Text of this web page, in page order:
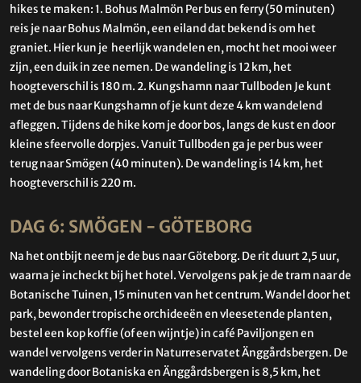
hikes te maken: 1. Bohus Malmön Per bus en ferry (50 minuten)
reis je naar Bohus Malmön, een eiland dat bekend is om het
graniet. Hier kun je heerlijk wandelen en, mocht het mooi weer
zijn, een duik in zee nemen. De wandeling is 12 km, het
hoogteverschil is 180 m. 2. Kungshamn naar Tullboden Je kunt
met de bus naar Kungshamn of je kunt deze 4 km wandelend
afleggen. Tijdens de hike kom je door bos, langs de kust en door
kleine sfeervolle dorpjes. Vanuit Tullboden ga je per bus weer
terug naar Smögen (40 minuten). De wandeling is 14 km, het
hoogteverschil is 220 m.
DAG 6: SMÖGEN - GÖTEBORG
Na het ontbijt neem je de bus naar Göteborg. De rit duurt 2,5 uur,
waarna je incheckt bij het hotel. Vervolgens pak je de tram naar de
Botanische Tuinen, 15 minuten van het centrum. Wandel door het
park, bewonder tropische orchideeën en vleesetende planten,
bestel een kop koffie (of een wijntje) in café Paviljongen en
wandel vervolgens verder in Naturreservatet Änggårdsbergen. De
wandeling door Botaniska en Änggårdsbergen is 8,5 km, het